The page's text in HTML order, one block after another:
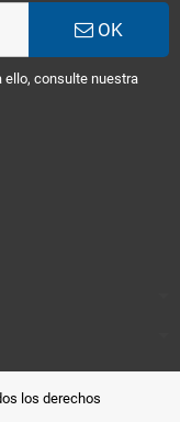
OK
ello, consulte nuestra
los derechos